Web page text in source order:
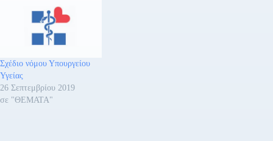
Σχέδιο νόμου Υπουργείου
Υγείας
26 Σεπτεμβρίου 2019
σε "ΘΕΜΑΤΑ"